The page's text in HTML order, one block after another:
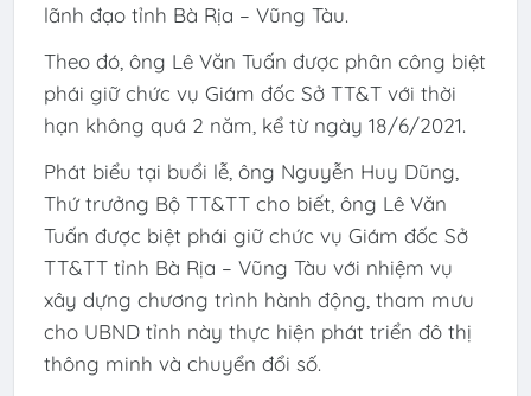
lãnh đạo tỉnh Bà Rịa – Vũng Tàu.
Theo đó, ông Lê Văn Tuấn được phân công biệt
phái giữ chức vụ Giám đốc Sở TT&T với thời
hạn không quá 2 năm, kể từ ngày 18/6/2021.
Phát biểu tại buổi lễ, ông Nguyễn Huy Dũng,
Thứ trưởng Bộ TT&TT cho biết, ông Lê Văn
Tuấn được biệt phái giữ chức vụ Giám đốc Sở
TT&TT tỉnh Bà Rịa – Vũng Tàu với nhiệm vụ
xây dựng chương trình hành động, tham mưu
cho UBND tỉnh này thực hiện phát triển đô thị
thông minh và chuyển đổi số.